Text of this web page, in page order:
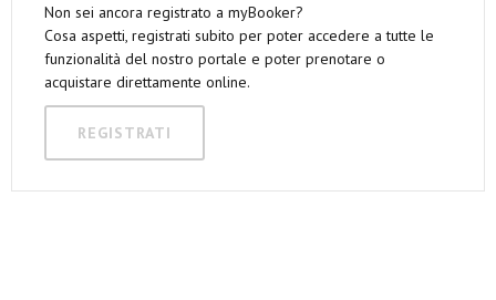
Non sei ancora registrato a myBooker?
Cosa aspetti, registrati subito per poter accedere a tutte le
funzionalità del nostro portale e poter prenotare o
acquistare direttamente online.
REGISTRATI